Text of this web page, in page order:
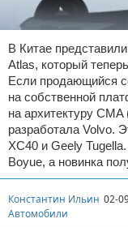
В Китае
Atlas, который
Если продающийся
на собственной
на архитектуру
разработала Volvo.
XC40 и Geely
Boyue, а новинка
Константин Ильин 02-
Автомобили